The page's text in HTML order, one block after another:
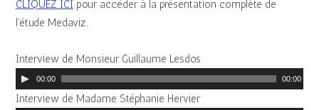
CLIQUEZ ICI pour accéder à la présentation complète de
l’étude Medaviz.
Interview de Monsieur Guillaume Lesdos
e
00:00 00:00
Interview de Madame Stéphanie Hervier